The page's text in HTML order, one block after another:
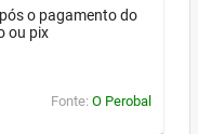
o pagamento do
ou pix
Fonte: O Perobal